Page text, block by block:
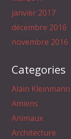
janvier 2017
décembre 2016
novembre 2016
Categories
Alain Kleinmann
Amiens
Animaux
Architecture